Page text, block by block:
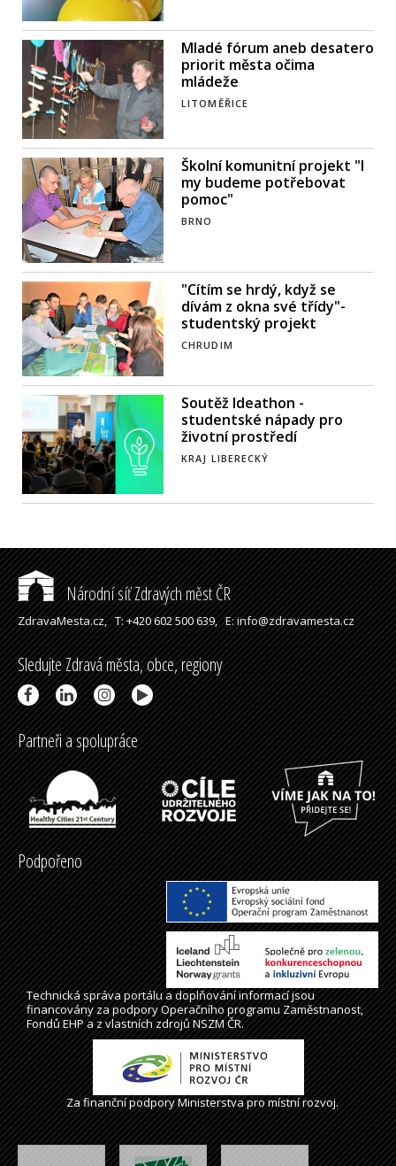
Mladé fórum aneb desatero
priorit města očima
mládeže
LITOMĚŘICE
Školní komunitní projekt "I
my budeme potřebovat
pomoc"
BRNO
"Cítím se hrdý, když se
dívám z okna své třídy"-
studentský projekt
CHRUDIM
Soutěž Ideathon -
studentské nápady pro
životní prostředí
KRAJ LIBERECKÝ
Národní síť Zdravých měst ČR
ZdravaMesta.cz,T: +420 602 500 639,E: info@zdravamesta.cz
Sledujte Zdravá města, obce, regiony
Partneři a spolupráce
Podpořeno
Technická správaportálua doplňování informací jsou
financovány za podpory Operačního programu Zaměstnanost,
Fondů EHP a z vlastních zdrojů NSZM ČR.
Za finanční podpory Ministerstva pro místní rozvoj.